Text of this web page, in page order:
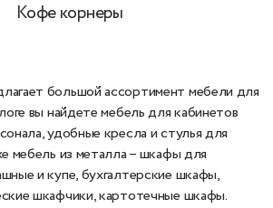
Кофе корнеры
большой ассортимент мебели для
вы найдете мебель для кабинетов
удобные кресла и стулья для
мебель из металла – шкафы для
и купе, бухгалтерские шкафы,
шкафчики, картотечные шкафы.